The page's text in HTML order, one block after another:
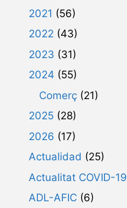
2021 (56)
2022 (43)
2023 (31)
2024 (55)
Comerç (21)
2025 (28)
2026 (17)
Actualidad (25)
Actualitat COVID-19
ADL-AFIC (6)